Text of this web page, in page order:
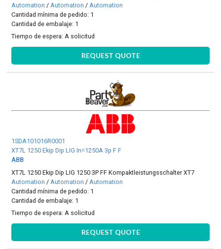
Automation / Automation / Automation
Cantidad mínima de pedido: 1
Cantidad de embalaje: 1
Tiempo de espera: A solicitud
REQUEST QUOTE
1SDA101016R0001
XT7L 1250 Ekip Dip LIG In=1250A 3p F F
ABB
XT7L 1250 Ekip Dip LIG 1250 3P FF Kompaktleistungsschalter XT7
Automation / Automation / Automation
Cantidad mínima de pedido: 1
Cantidad de embalaje: 1
Tiempo de espera: A solicitud
REQUEST QUOTE